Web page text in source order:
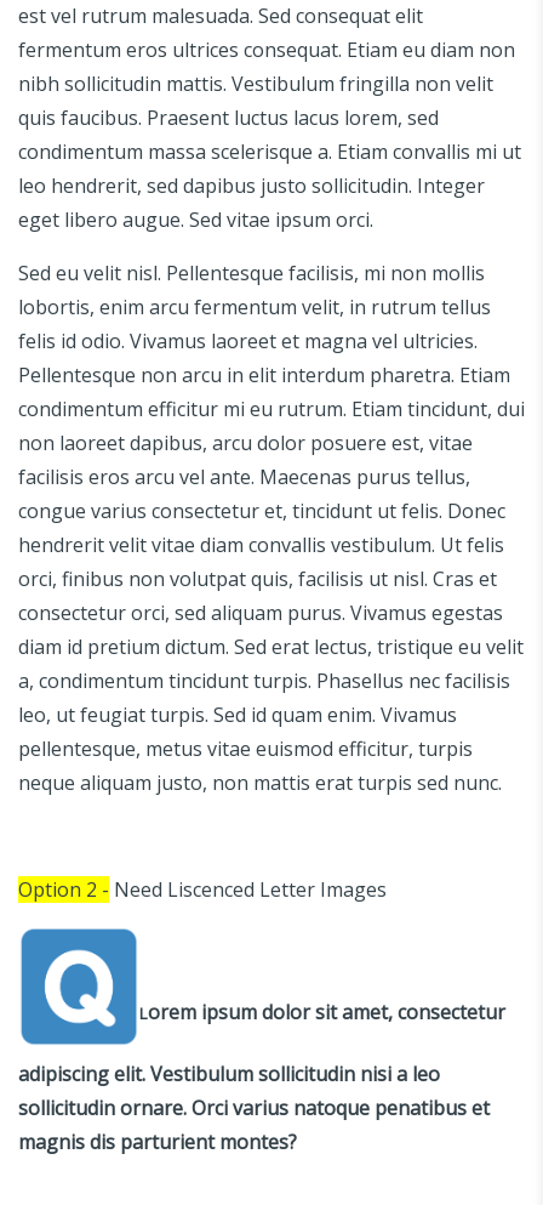
est vel rutrum malesuada. Sed consequat elit
fermentum eros ultrices consequat. Etiam eu diam non
nibh sollicitudin mattis. Vestibulum fringilla non velit
quis faucibus. Praesent luctus lacus lorem, sed
condimentum massa scelerisque a. Etiam convallis mi ut
leo hendrerit, sed dapibus justo sollicitudin. Integer
eget libero augue. Sed vitae ipsum orci.
Sed eu velit nisl. Pellentesque facilisis, mi non mollis
lobortis, enim arcu fermentum velit, in rutrum tellus
felis id odio. Vivamus laoreet et magna vel ultricies.
Pellentesque non arcu in elit interdum pharetra. Etiam
condimentum efficitur mi eu rutrum. Etiam tincidunt, dui
non laoreet dapibus, arcu dolor posuere est, vitae
facilisis eros arcu vel ante. Maecenas purus tellus,
congue varius consectetur et, tincidunt ut felis. Donec
hendrerit velit vitae diam convallis vestibulum. Ut felis
orci, finibus non volutpat quis, facilisis ut nisl. Cras et
consectetur orci, sed aliquam purus. Vivamus egestas
diam id pretium dictum. Sed erat lectus, tristique eu velit
a, condimentum tincidunt turpis. Phasellus nec facilisis
leo, ut feugiat turpis. Sed id quam enim. Vivamus
pellentesque, metus vitae euismod efficitur, turpis
neque aliquam justo, non mattis erat turpis sed nunc.
Option 2 - Need Liscenced Letter Images
Lorem ipsum dolor sit amet, consectetur
adipiscing elit. Vestibulum sollicitudin nisi a leo
sollicitudin ornare. Orci varius natoque penatibus et
magnis dis parturient montes?